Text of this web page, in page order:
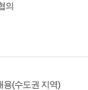
의
용(수도권 지역)